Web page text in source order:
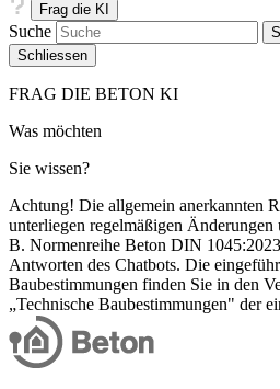
Frag die KI
Suche
Schliessen
FRAG DIE BETON KI
Was möchten
Sie wissen?
Achtung! Die allgemein anerkannten
unterliegen regelmäßigen
B. Normenreihe Beton DIN
Antworten des Chatbots. Die
Baubestimmungen finden Sie in den
„Technische Baubestimmungen" der